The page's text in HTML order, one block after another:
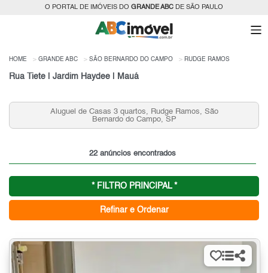
O PORTAL DE IMÓVEIS DO GRANDE ABC DE SÃO PAULO
HOME GRANDE ABC SÃO BERNARDO DO CAMPO RUDGE RAMOS
Rua Tiete | Jardim Haydee | Mauá
Apartamentos a partir de R$ 250 mil no Rudge
SBC, SP
22 anúncios encontrados
* FILTRO PRINCIPAL *
Refinar e Ordenar